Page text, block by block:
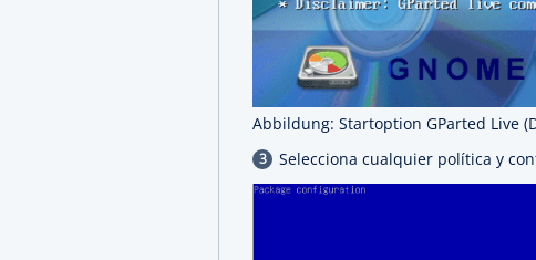
Abbildung: Startoption GParted Live
Selecciona cualquier política y